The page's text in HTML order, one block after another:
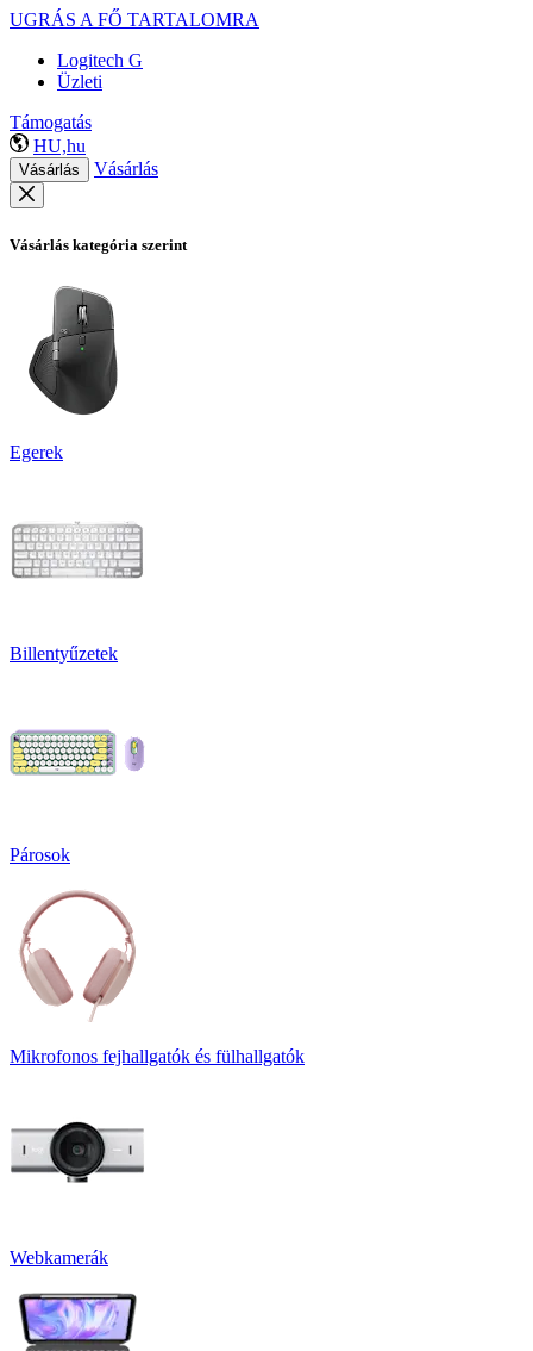
UGRÁS A FŐ TARTALOMRA
Logitech G
Üzleti
Támogatás
HU,hu
Vásárlás Vásárlás
Vásárlás kategória szerint
Egerek
Billentyűzetek
Párosok
Mikrofonos fejhallgatók és fülhallgatók
Webkamerák